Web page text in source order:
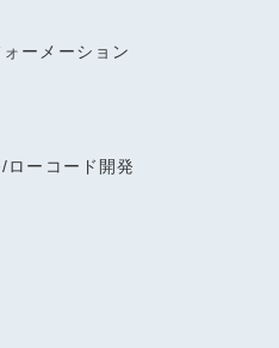
ーメーション
ローコード開発